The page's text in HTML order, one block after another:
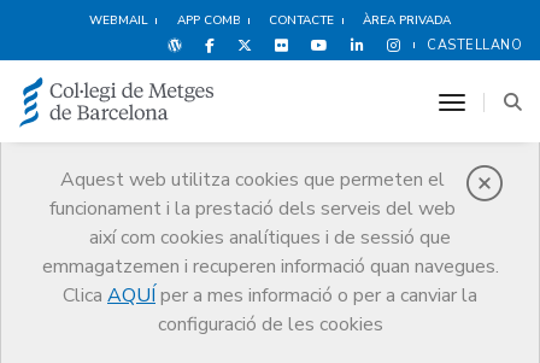
WEBMAIL APP COMB CONTACTE ÀREA PRIVADA
CASTELLANO
Aquest web utilitza cookies que permeten el
funcionament i la prestació dels serveis del web
així com cookies analítiques i de sessió que
emmagatzemen i recuperen informació quan navegues.
Clica AQUÍ per a mes informació o per a canviar la
configuració de les cookies
toggle
Innovació i
emprenedoria
Serveis Exercici Innovació i emprenedoria